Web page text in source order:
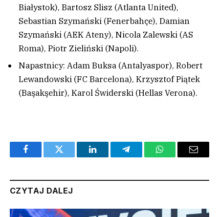
Białystok), Bartosz Slisz (Atlanta United),
Sebastian Szymański (Fenerbahçe), Damian
Szymański (AEK Ateny), Nicola Zalewski (AS
Roma), Piotr Zieliński (Napoli).
Napastnicy: Adam Buksa (Antalyaspor), Robert
Lewandowski (FC Barcelona), Krzysztof Piątek
(Başakşehir), Karol Świderski (Hellas Verona).
FacebookTwitter LinkedInTelegramWhatsAppEmail
CZYTAJ DALEJ